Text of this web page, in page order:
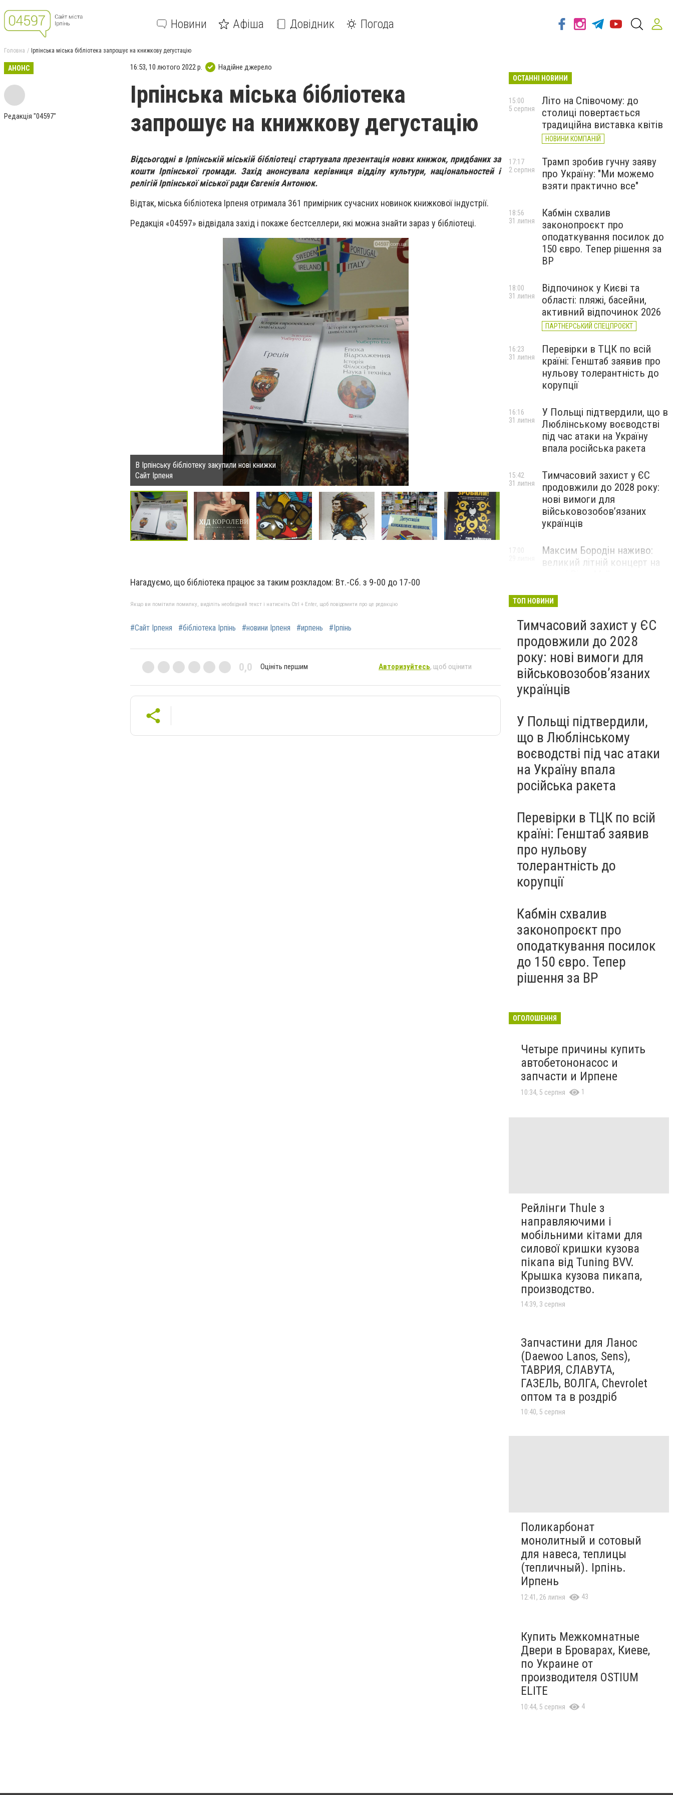
Новини Афіша Довідник Погода
Головна Ірпінська міська бібліотека запрошує на книжкову дегустацію
АНОНС
Редакція "04597"
16:53, 10 лютого 2022 р. Надійне джерело
Ірпінська міська бібліотека
запрошує на книжкову дегустацію
Відсьогодні в Ірпінській міській бібліотеці стартувала презентація нових книжок, придбаних за
кошти Ірпінської громади. Захід анонсувала керівниця відділу культури, національностей і
релігій Ірпінської міської ради Євгенія Антонюк.
Відтак, міська бібліотека Ірпеня отримала 361 примірник сучасних новинок книжкової індустрії.
Редакція «04597» відвідала захід і покаже бестселлери, які можна знайти зараз у бібліотеці.
В Ірпінську бібліотеку закупили нові книжки
Сайт Ірпеня
Сайт Ірпеня
Нагадуємо, що бібліотека працює за таким розкладом: Вт.-Сб. з 9-00 до 17-00
Якщо ви помітили помилку, виділіть необхідний текст і натисніть Ctrl + Enter, щоб повідомити про це редакцію
#Сайт Ірпеня #бібліотека Ірпінь #новини Ірпеня #ирпень #Ірпінь
0,0 Оцініть першим Авторизуйтесь, щоб оцінити
ОСТАННІ НОВИНИ
Літо на Співочому: до
столиці повертається
традиційна виставка квітів
НОВИНИ КОМПАНІЙ
15:00
5 серпня
Трамп зробив гучну заяву
про Україну: "Ми можемо
взяти практично все"
17:17
2 серпня
Кабмін схвалив
законопроєкт про
оподаткування посилок до
150 євро. Тепер рішення за
ВР
18:56
31 липня
Відпочинок у Києві та
області: пляжі, басейни,
активний відпочинок 2026
ПАРТНЕРСЬКИЙ СПЕЦПРОЄКТ
18:00
31 липня
Перевірки в ТЦК по всій
країні: Генштаб заявив про
нульову толерантність до
корупції
16:23
31 липня
У Польщі підтвердили, що в
Люблінському воєводстві
під час атаки на Україну
впала російська ракета
16:16
31 липня
Тимчасовий захист у ЄС
продовжили до 2028 року:
нові вимоги для
військовозобов’язаних
українців
15:42
31 липня
Максим Бородін наживо:
великий літній концерт на
17:00
ТОП НОВИНИ
Тимчасовий захист у ЄС
продовжили до 2028
року: нові вимоги для
військовозобов’язаних
українців
У Польщі підтвердили,
що в Люблінському
воєводстві під час атаки
на Україну впала
російська ракета
Перевірки в ТЦК по всій
країні: Генштаб заявив
про нульову
толерантність до
корупції
Кабмін схвалив
законопроєкт про
оподаткування посилок
до 150 євро. Тепер
рішення за ВР
ОГОЛОШЕННЯ
Четыре причины купить
автобетононасос и
запчасти и Ирпене
10:34, 5 серпня 1
Рейлінги Thule з
направляючими і
мобільними кітами для
силової кришки кузова
пікапа від Tuning BVV.
Крышка кузова пикапа,
производство.
14:39, 3 серпня
Запчастини для Ланос
(Daewoo Lanos, Sens),
ТАВРИЯ, СЛАВУТА,
ГАЗЕЛЬ, ВОЛГА, Chevrolet
оптом та в роздріб
10:40, 5 серпня
Поликарбонат
монолитный и сотовый
для навеса, теплицы
(тепличный). Ірпінь.
Ирпень
12:41, 26 липня 43
Купить Межкомнатные
Двери в Броварах, Киеве,
по Украине от
производителя OSTIUM
ELITE
10:44, 5 серпня 4